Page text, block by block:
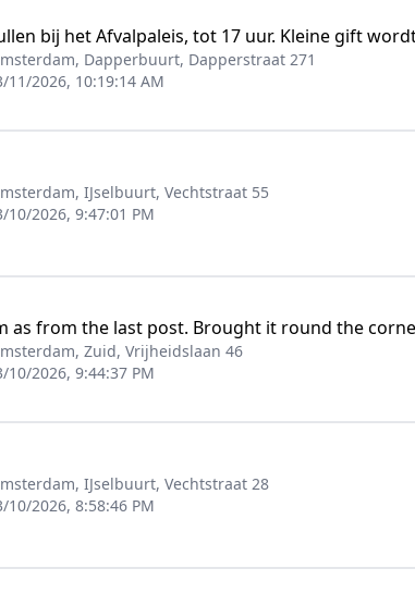
bij het Afvalpaleis, tot 17 uur. Kleine gift
Dapperbuurt, Dapperstraat 271
11/2026, 10:19:14 AM
IJselbuurt, Vechtstraat 55
10/2026, 9:47:01 PM
as from the last post. Brought it round the
Zuid, Vrijheidslaan 46
10/2026, 9:44:37 PM
IJselbuurt, Vechtstraat 28
10/2026, 8:58:46 PM